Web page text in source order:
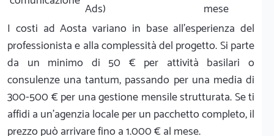
Ads)
mese
I costi ad Aosta variano in base all'esperienza del
professionista e alla complessità del progetto. Si parte
da un minimo di 50 € per attività basilari o
consulenze una tantum, passando per una media di
300-500 € per una gestione mensile strutturata. Se ti
affidi a un'agenzia locale per un pacchetto completo, il
prezzo può arrivare fino a 1.000 € al mese.